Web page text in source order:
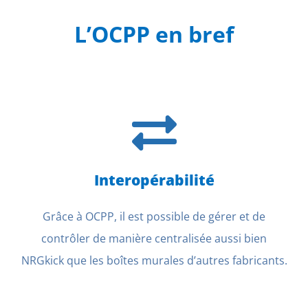
L’OCPP en bref
Interopérabilité
Grâce à OCPP, il est possible de gérer et de
contrôler de manière centralisée aussi bien
NRGkick que les boîtes murales d’autres fabricants.